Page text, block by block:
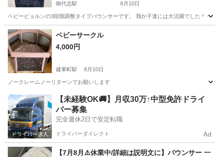
御代志駅 8月10日
ベビービョルンの3段階調整タイプバウンサーです。 我が子達には大活躍でした＾＾
熊本 合志市 御代志駅
ベビーサークル
4,000円
健軍町駅 8月10日
ノークレームノーリターンでお願いします
熊本 上益城郡 健軍町駅 ベビー用品
【未経験OK🚚】月収30万↑中型免許ドライ
バー募集
完全週休2日で安定転職
ドライバーダイレクト Ad
【7月8月⚠️休業中/詳細は説明文に】バウンサー 一